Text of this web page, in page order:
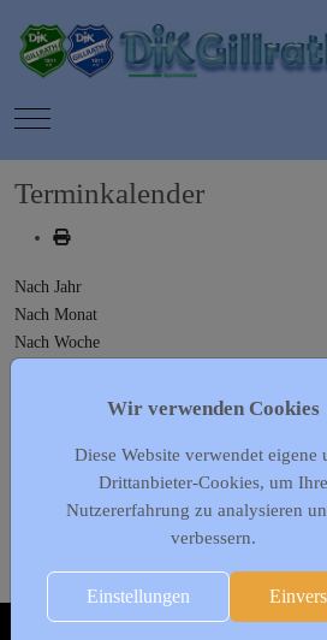
Mobile Menu Toggle
Terminkalender
Nach Jahr
Nach Monat
Nach Woche
Gehe zu Monat
Gehe zu Monat
Vorheriger Tag
Samstag, 13. Januar 2024
Es wurden keine Events gefunden
Copyright © 2020-2026 DJK Gillrath 1911
Wir verwenden Cookies
Diese Website verwendet eigene
Drittanbieter-Cookies, um Ihre
Nutzererfahrung zu analysieren
verbessern.
Einstellungen